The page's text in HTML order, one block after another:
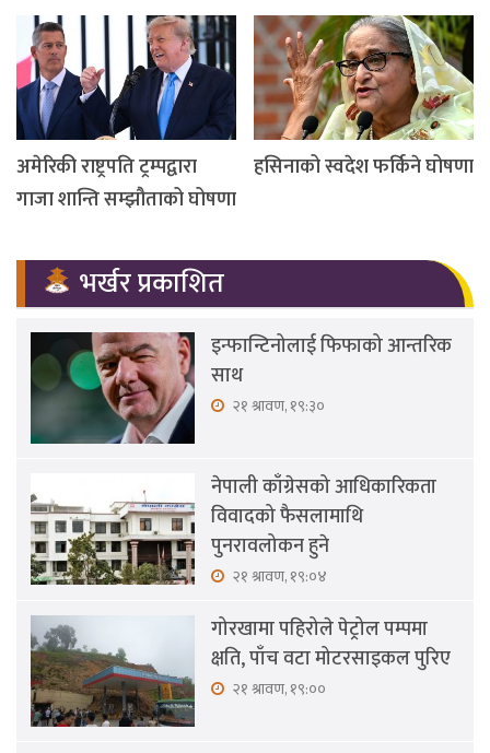
अमेरिकी राष्ट्रपति ट्रम्पद्वारा
गाजा शान्ति सम्झौताको घोषणा
हसिनाको स्वदेश फर्किने घोषणा
भर्खर प्रकाशित
इन्फान्टिनोलाई फिफाको आन्तरिक
साथ
२१ श्रावण, १९:३०
नेपाली काँग्रेसको आधिकारिकता
विवादको फैसलामाथि
पुनरावलोकन हुने
२१ श्रावण, १९:०४
गोरखामा पहिरोले पेट्रोल पम्पमा
क्षति, पाँच वटा मोटरसाइकल पुरिए
२१ श्रावण, १९:००